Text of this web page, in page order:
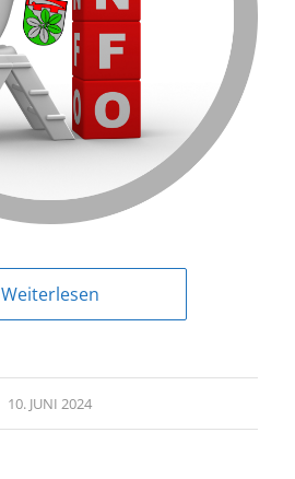
Weiterlesen
10. JUNI 2024